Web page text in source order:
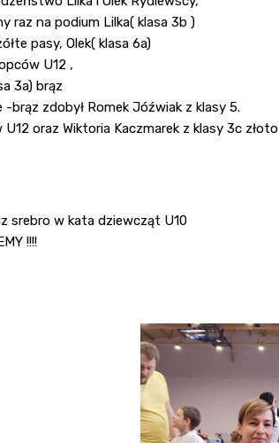
raz na podium Lilka( klasa 3b )
pasy, Olek( klasa 6a)
U12 ,
3a) brąz
brąz zdobył Romek Jóźwiak z klasy 5.
oraz Wiktoria Kaczmarek z klasy 3c złoto
srebro w kata dziewcząt U10
!!!!